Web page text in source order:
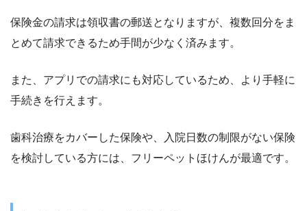
保険金の請求は領収書の郵送となりますが、複数回分をま
とめて請求できるため手間が少なく済みます。
また、アプリでの請求にも対応しているため、より手軽に
手続きを行えます。
歯科治療をカバーした保険や、入院日数の制限がない保険
を検討している方には、フリーペットほけんが最適です。